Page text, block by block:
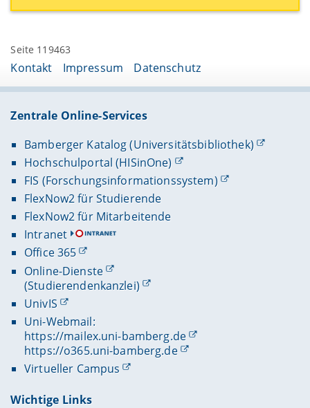
Seite 119463
Kontakt Impressum Datenschutz
Zentrale Online-Services
Bamberger Katalog (Universitätsbibliothek)
Hochschulportal (HISinOne)
FIS (Forschungsinformationssystem)
FlexNow2 für Studierende
FlexNow2 für Mitarbeitende
Intranet
Office 365
Online-Dienste
(Studierendenkanzlei)
UnivIS
Uni-Webmail:
https://mailex.uni-bamberg.de
https://o365.uni-bamberg.de
Virtueller Campus
Wichtige Links